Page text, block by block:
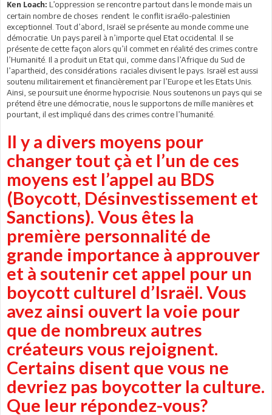
Ken Loach: L’oppression se rencontre partout dans le monde mais un
certain nombre de choses rendent le conflit israélo-palestinien
exceptionnel. Tout d’abord, Israël se présente au monde comme une
démocratie. Un pays pareil à n’importe quel Etat occidental. Il se
présente de cette façon alors qu’il commet en réalité des crimes contre
l’Humanité. Il a produit un Etat qui, comme dans l’Afrique du Sud de
l’apartheid, des considérations raciales divisent le pays. Israël est aussi
soutenu militairement et financièrement par l’Europe et les Etats Unis.
Ainsi, se poursuit une énorme hypocrisie. Nous soutenons un pays qui se
prétend être une démocratie, nous le supportons de mille manières et
pourtant, il est impliqué dans des crimes contre l’humanité.
Il y a divers moyens pour
changer tout çà et l’un de ces
moyens est l’appel au BDS
(Boycott, Désinvestissement et
Sanctions). Vous êtes la
première personnalité de
grande importance à approuver
et à soutenir cet appel pour un
boycott culturel d’Israël. Vous
avez ainsi ouvert la voie pour
que de nombreux autres
créateurs vous rejoignent.
Certains disent que vous ne
devriez pas boycotter la culture.
Que leur répondez-vous?